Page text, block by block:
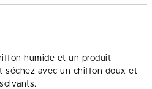
humide et un produit
séchez avec un chiffon doux et